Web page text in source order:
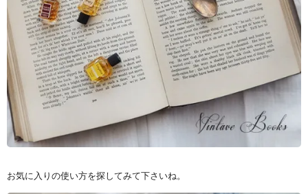
お気に入りの使い方を探してみて下さいね。